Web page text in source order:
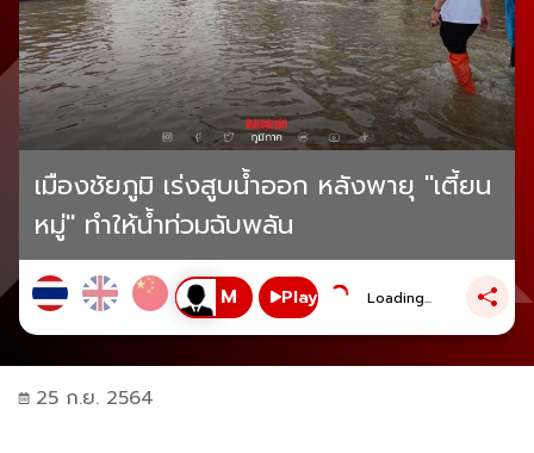
เมืองชัยภูมิ เร่งสูบน้ำออก หลังพายุ "เตี้ยน
หมู่" ทำให้น้ำท่วมฉับพลัน
Play Loading...
25 ก.ย. 2564